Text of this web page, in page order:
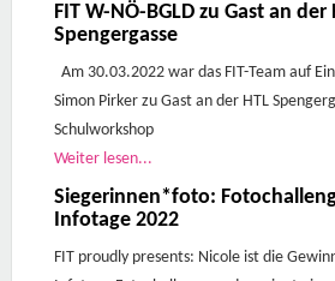
FIT W-NÖ-BGLD zu Gast an der
Spengergasse
Am 30.03.2022 war das FIT-Team auf
Simon Pirker zu Gast an der HTL
Schulworkshop
Weiter lesen...
Siegerinnen*foto:
Infotage 2022
FIT proudly presents: Nicole ist die